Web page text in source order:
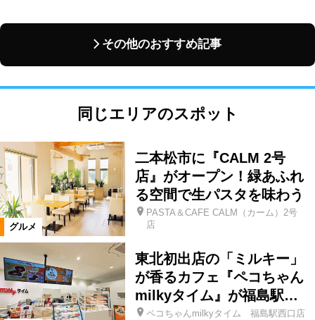
その他のおすすめ記事
同じエリアのスポット
グルメ
二本松市に『CALM 2号
店』がオープン！緑あふれ
る空間で生パスタを味わう
PASTA＆CAFE CALM（カーム）2号
店
東北初出店の「ミルキー」
が香るカフェ『ペコちゃん
milkyタイム』が福島駅…
ペコちゃんmilkyタイム 福島駅西口店